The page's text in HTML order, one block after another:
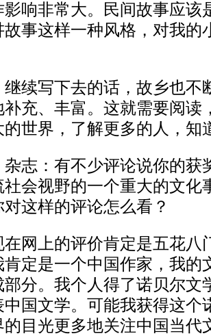
响非常大。民间故事应该
事这样一种风格，对我的
写下去的话，故乡也不
充、丰富。这就需要阅读
世界，了解更多的人，知
：有不少评论说你的获
会视野的一个重大的文化
这样的评论怎么看？
上的评价肯定是五花八
定是一个中国作家，我的
分。我个人得了诺贝尔文
国文学。可能我获得这个
目光更多地关注中国当代